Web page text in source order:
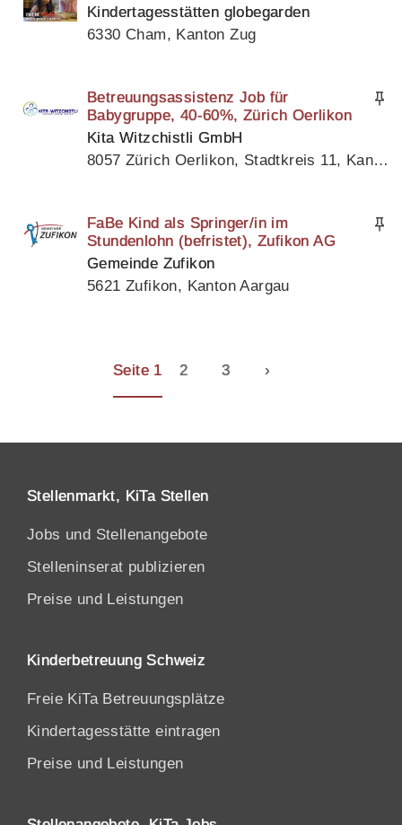
Kindertagesstätten globegarden
6330 Cham, Kanton Zug
Betreuungsassistenz Job für
Babygruppe, 40-60%, Zürich Oerlikon
Kita Witzchistli GmbH
8057 Zürich Oerlikon, Stadtkreis 11, Kanton Zürich
FaBe Kind als Springer/in im
Stundenlohn (befristet), Zufikon AG
Gemeinde Zufikon
5621 Zufikon, Kanton Aargau
Seite 1 2 3 ›
Stellenmarkt, KiTa Stellen
Jobs und Stellenangebote
Stelleninserat publizieren
Preise und Leistungen
Kinderbetreuung Schweiz
Freie KiTa Betreuungsplätze
Kindertagesstätte eintragen
Preise und Leistungen